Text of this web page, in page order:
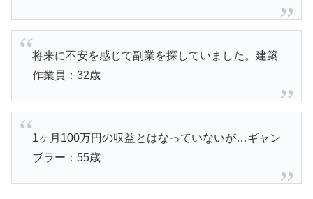
将来に不安を感じて副業を探していました。建築
作業員：32歳
1ヶ月100万円の収益とはなっていないが…ギャン
ブラー：55歳